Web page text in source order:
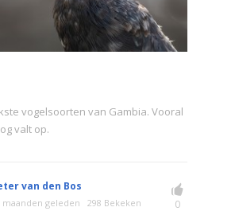
vogelsoorten van Gambia. Vooral
valt op.
van den Bos
maanden geleden 298 Bekeken 0